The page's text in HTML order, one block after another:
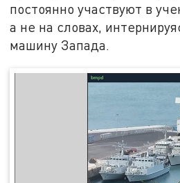
постоянно участвуют в
а не на словах,
машину Запада.